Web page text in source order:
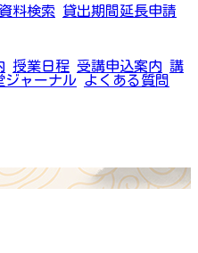
料検索
貸出期間延長申請
授業日程 受講申込案内 講
ジャーナル よくある質問